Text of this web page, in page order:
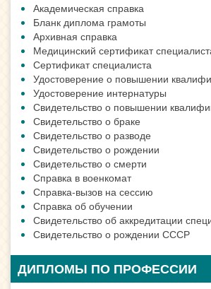
Академическая справка
Бланк диплома грамоты
Архивная справка
Медицинский сертификат
Сертификат специалиста
Удостоверение о повышении
Удостоверение интернатуры
Свидетельство о повышении
Свидетельство о браке
Свидетельство о разводе
Свидетельство о рождении
Свидетельство о смерти
Справка в военкомат
Справка-вызов на сессию
Справка об обучении
Свидетельство об аккредитации
Свидетельство о рождении СССР
ДИПЛОМЫ ПО ПРОФЕССИИ